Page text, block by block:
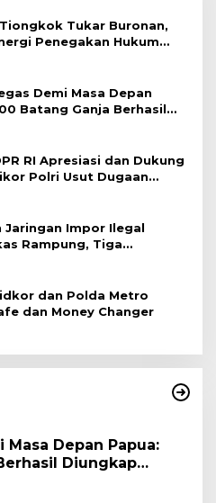
Tukar Buronan,
Penegakan Hukum
Demi Masa Depan
Batang Ganja Berhasil
TNI Habema
RI Apresiasi dan Dukung
Polri Usut Dugaan
Bara
Jaringan Impor Ilegal
Rampung, Tiga
P-21 dan Satu Buron
dan Polda Metro
dan Money Changer
Masa Depan Papua:
Diungkap